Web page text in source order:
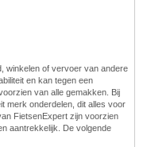
winkelen of vervoer van andere
en kan tegen een
van alle gemakken. Bij
merk onderdelen, dit alles voor
FietsenExpert zijn voorzien
aantrekkelijk. De volgende